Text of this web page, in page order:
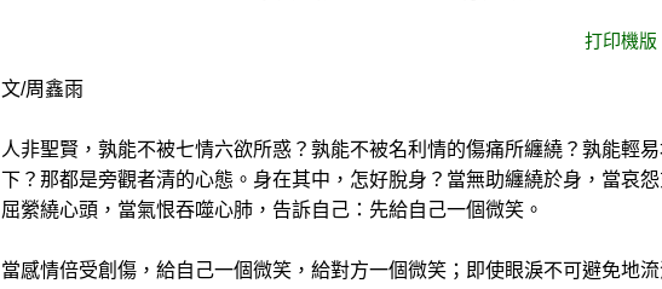
打印機版
文/周鑫雨
人非聖賢，孰能不被七情六欲所惑？孰能不被名利情的傷痛所纏繞？孰能輕
下？那都是旁觀者清的心態。身在其中，怎好脫身？當無助纏繞於身，當哀
屈縈繞心頭，當氣恨吞噬心肺，告訴自己：先給自己一個微笑。
當感情倍受創傷，給自己一個微笑，給對方一個微笑；即使眼淚不可避免地